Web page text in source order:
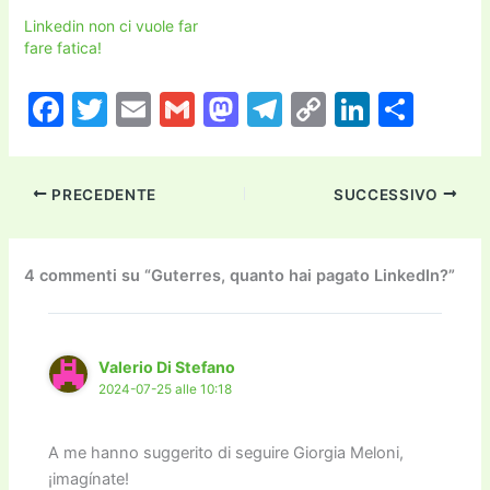
Linkedin non ci vuole far
fare fatica!
F
c
e
b
o
o
k
T
itt
er
E
ai
l
G
M
d
o
n
T
a
m
C
p
y
Li
n
k
Li
k
e
dI
n
n
di
vi
di
PRECEDENTE SUCCESSIVO
4 commenti su “Guterres, quanto hai pagato LinkedIn?”
Valerio Di Stefano
2024-07-25 alle 10:18
A me hanno suggerito di seguire Giorgia Meloni,
¡imagínate!